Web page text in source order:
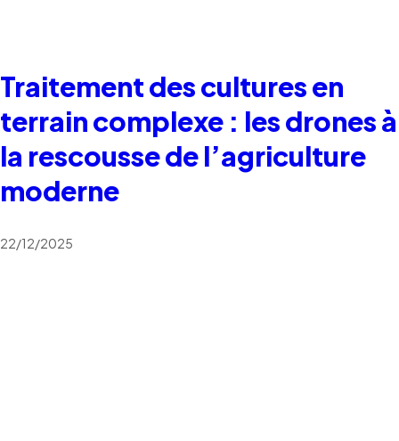
Traitement des cultures en
terrain complexe : les drones à
la rescousse de l’agriculture
moderne
22/12/2025